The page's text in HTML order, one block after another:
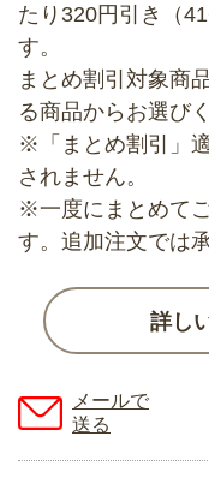
たり320円引き（
す。
まとめ割引対象商
る商品からお選び
※「まとめ割引」
されません。
※一度にまとめて
す。追加注文では
詳し
メールで
送る